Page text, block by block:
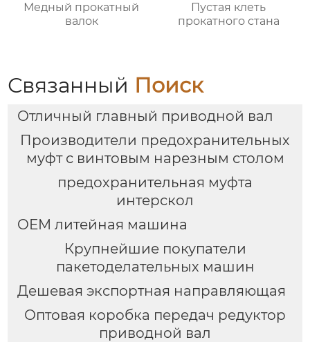
Медный прокатный
валок
Пустая клеть
прокатного стана
Связанный Поиск
Отличный главный приводной вал
Производители предохранительных
муфт с винтовым нарезным столом
предохранительная муфта
интерскол
OEM литейная машина
Крупнейшие покупатели
пакетоделательных машин
Дешевая экспортная направляющая
Оптовая коробка передач редуктор
приводной вал